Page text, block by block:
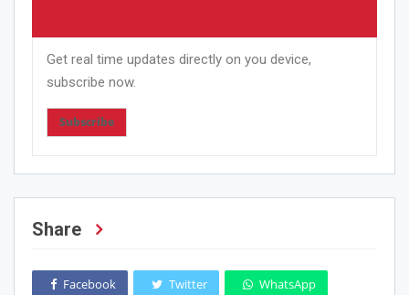
Get real time updates directly on you device,
subscribe now.
Subscribe
Share
Facebook Twitter WhatsApp